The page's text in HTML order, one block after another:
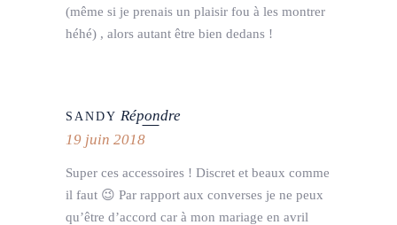
(même si je prenais un plaisir fou à les montrer
héhé) , alors autant être bien dedans !
SANDY Répondre
19 juin 2018
Super ces accessoires ! Discret et beaux comme
il faut 😉 Par rapport aux converses je ne peux
qu’être d’accord car à mon mariage en avril